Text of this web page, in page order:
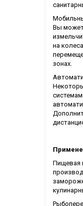
Вы
на
зонах.
Пищевая